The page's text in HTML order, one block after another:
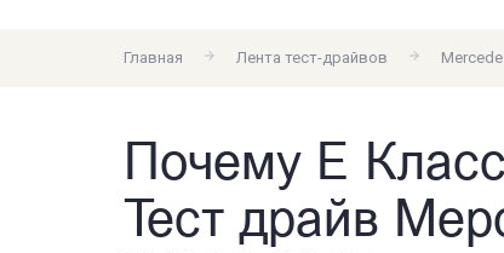
Главная Лента тест-драйвов
Почему Е
Тест драйв